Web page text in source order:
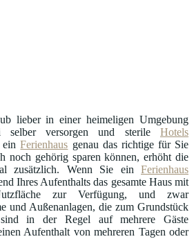
lieber in einer heimeligen Umgebung
selber versorgen und sterile Hotels
einFerienhaus genau das richtige für Sie
noch gehörig sparen können, erhöht die
zusätzlich. Wenn Sie ein Ferienhaus
Ihres Aufenthalts das gesamte Haus mit
zur Verfügung, und zwar
und Außenanlagen, die zum Grundstück
in der Regel auf mehrere Gäste
Aufenthalt von mehreren Tagen oder